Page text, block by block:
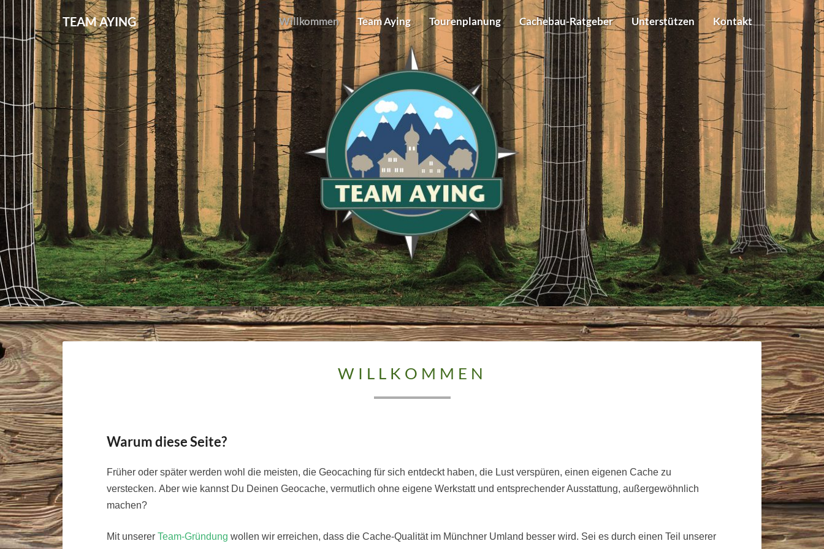
TEAM AYING Willkommen Team Aying Tourenplanung Cachebau-Ratgeber Unterstützen Kontakt
WILLKOMMEN
Warum diese Seite?
Früher oder später werden wohl die meisten, die Geocaching für sich entdeckt haben, die Lust verspüren, einen eigenen Cache zu
verstecken. Aber wie kannst Du Deinen Geocache, vermutlich ohne eigene Werkstatt und entsprechender Ausstattung, außergewöhnlich
machen?
Mit unserer Team-Gründung wollen wir erreichen, dass die Cache-Qualität im Münchner Umland besser wird. Sei es durch einen Teil unserer